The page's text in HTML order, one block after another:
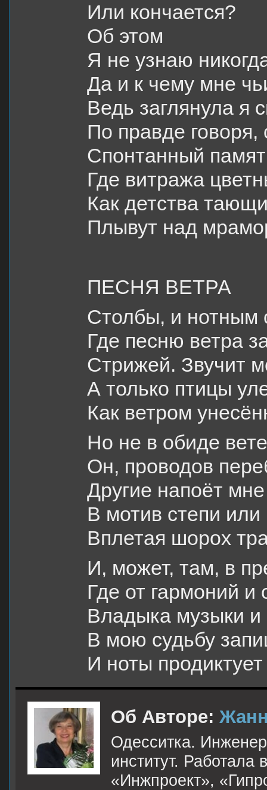
Или кончается?
Об этом
Я не узнаю
Да и к чему мне
Ведь заглянула я
По правде говоря,
Спонтанный
Где витража
Как детства
Плывут над
ПЕСНЯ ВЕТРА
Столбы, и нотным
Где песню ветра
Стрижей. Звучит
А только птицы
Как ветром
Но не в обиде
Он, проводов
Другие напоёт
В мотив степи
Вплетая шорох
И, может, там, в
Где от гармоний и
Владыка музыки
В мою судьбу
И ноты
Об Авторе:
Одесситка.
институт. Работала
«Инжпроект»,